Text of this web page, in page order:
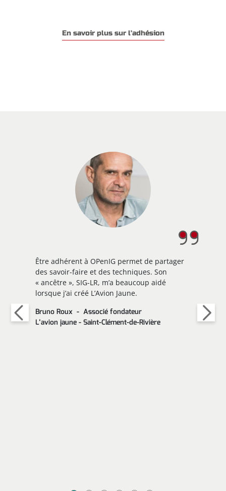
En savoir plus sur l'adhésion
Être adhérent à OPenIG permet de partager
des savoir-faire et des techniques. Son
« ancêtre », SIG-LR, m’a beaucoup aidé
lorsque j’ai créé L’Avion Jaune.
Bruno Roux
Associé fondateur
L’avion jaune - Saint-Clément-de-Rivière